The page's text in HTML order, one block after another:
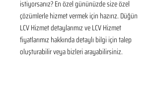
istiyorsanız? En özel gününüzde size özel
çözümlerle hizmet vermek için hazırız. Düğün
LCV Hizmet detaylarımız ve LCV Hizmet
fiyatlarımız hakkında detaylı bilgi için talep
oluşturabilir veya bizleri arayabilirsiniz.